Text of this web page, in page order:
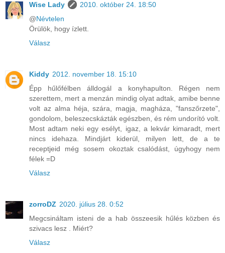
Wise Lady
2010. október 24. 18:50
@Névtelen
Örülök, hogy ízlett.
Válasz
Kiddy 2012. november 18. 15:10
Épp hűlőfélben álldogál a konyhapulton. Régen nem
szerettem, mert a menzán mindig olyat adtak, amibe benne
volt az alma héja, szára, magja, magháza, "fanszőrzete",
gondolom, beleszecskázták egészben, és rém undorító volt.
Most adtam neki egy esélyt, igaz, a lekvár kimaradt, mert
nincs idehaza. Mindjárt kiderül, milyen lett, de a te
receptjeid még sosem okoztak csalódást, úgyhogy nem
félek =D
Válasz
zorroDZ 2020. július 28. 0:52
Megcsináltam isteni de a hab összeesik hűlés közben és
szivacs lesz . Miért?
Válasz